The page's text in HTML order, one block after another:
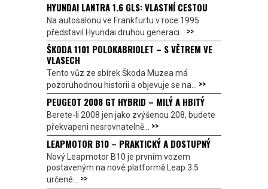
HYUNDAI LANTRA 1.6 GLS: VLASTNÍ CESTOU
Na autosalonu ve Frankfurtu v roce 1995
představil Hyundai druhou generaci... >>
ŠKODA 1101 POLOKABRIOLET – S VĚTREM VE
VLASECH
Tento vůz ze sbírek Škoda Muzea má
pozoruhodnou historii a objevuje se na... >>
PEUGEOT 2008 GT HYBRID – MILÝ A HBITÝ
Berete-li 2008 jen jako zvýšenou 208, budete
překvapeni nesrovnatelně... >>
LEAPMOTOR B10 – PRAKTICKÝ A DOSTUPNÝ
Nový Leapmotor B10 je prvním vozem
postaveným na nové platformě Leap 3.5
určené... >>